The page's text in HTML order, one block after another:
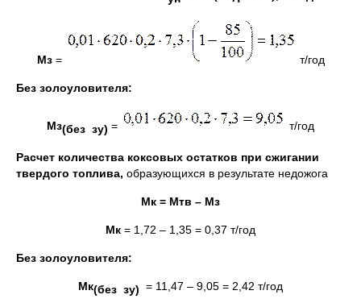
Mз = т/год
Без золоуловителя:
Mз(без зу) = т/год
Расчет количества коксовых остатков при сжигании
твердого топлива, образующихся в результате недожога
Мк = Мтв – Мз
Мк = 1,72 – 1,35 = 0,37 т/год
Без золоуловителя:
Мк(без зу) = 11,47 – 9,05 = 2,42 т/год